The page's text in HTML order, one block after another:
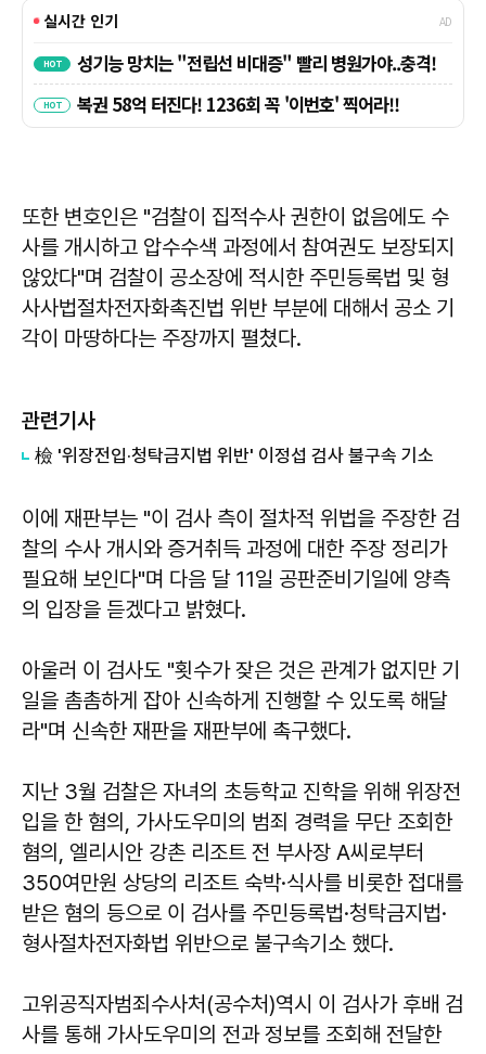
또한 변호인은 "검찰이 집적수사 권한이 없음에도 수
사를 개시하고 압수수색 과정에서 참여권도 보장되지
않았다"며 검찰이 공소장에 적시한 주민등록법 및 형
사사법절차전자화촉진법 위반 부분에 대해서 공소 기
각이 마땅하다는 주장까지 펼쳤다.
관련기사
檢 '위장전입·청탁금지법 위반' 이정섭 검사 불구속 기소
이에 재판부는 "이 검사 측이 절차적 위법을 주장한 검
찰의 수사 개시와 증거취득 과정에 대한 주장 정리가
필요해 보인다"며 다음 달 11일 공판준비기일에 양측
의 입장을 듣겠다고 밝혔다.
아울러 이 검사도 "횟수가 잦은 것은 관계가 없지만 기
일을 촘촘하게 잡아 신속하게 진행할 수 있도록 해달
라"며 신속한 재판을 재판부에 촉구했다.
지난 3월 검찰은 자녀의 초등학교 진학을 위해 위장전
입을 한 혐의, 가사도우미의 범죄 경력을 무단 조회한
혐의, 엘리시안 강촌 리조트 전 부사장 A씨로부터
350여만원 상당의 리조트 숙박·식사를 비롯한 접대를
받은 혐의 등으로 이 검사를 주민등록법·청탁금지법·
형사절차전자화법 위반으로 불구속기소 했다.
고위공직자범죄수사처(공수처)역시 이 검사가 후배 검
사를 통해 가사도우미의 전과 정보를 조회해 전달한